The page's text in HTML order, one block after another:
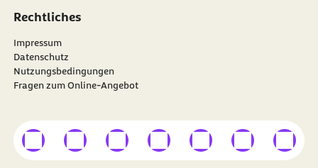
Rechtliches
Impressum
Datenschutz
Nutzungsbedingungen
Fragen zum Online-Angebot
Besuchen Sie dieBARMER auf
externer Linkexterner Linkexterner Linkexterner Linkexterner Linkexterner Link